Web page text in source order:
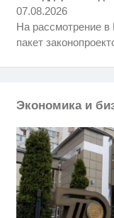
07.08.2026
На рассмотрение
пакет
Экономика и
Ролик
вы